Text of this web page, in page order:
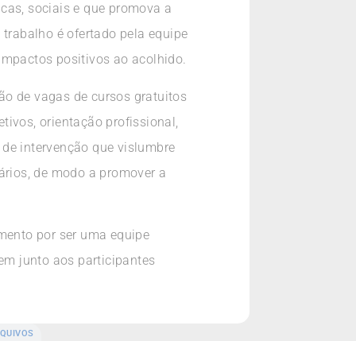
sociais e que promova a
é ofertado pela equipe
positivos ao acolhido.
de vagas de cursos gratuitos
orientação profissional,
intervenção que vislumbre
de modo a promover a
por ser uma equipe
junto aos participantes